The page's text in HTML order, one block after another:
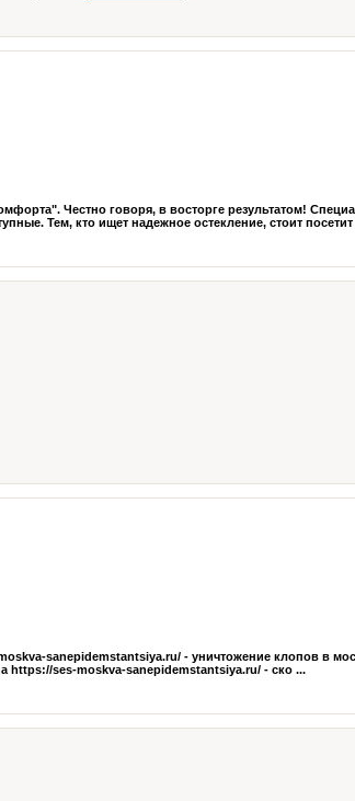
Честно говоря, в восторге результатом!
Тем, кто ищет надежное остекление, стоит посетит
sanepidemstantsiya.ru/ - уничтожение клопов в
https://ses-moskva-sanepidemstantsiya.ru/ - ско ...